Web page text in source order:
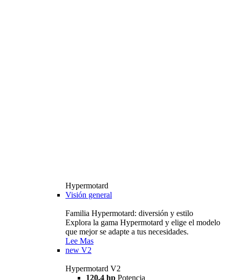
Hypermotard
Visión general
Familia Hypermotard: diversión y estilo
Explora la gama Hypermotard y elige el modelo
que mejor se adapte a tus necesidades.
Lee Mas
new V2
Hypermotard V2
120,4 hp Potencia